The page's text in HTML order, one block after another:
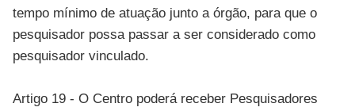
tempo mínimo de atuação junto a órgão, para que o
pesquisador possa passar a ser considerado como
pesquisador vinculado.
Artigo 19 - O Centro poderá receber Pesquisadores